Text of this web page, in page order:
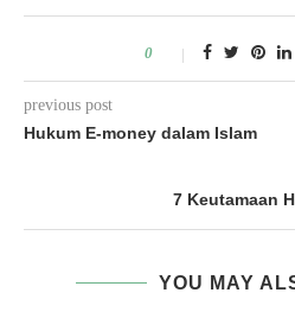
0
previous post
Hukum E-money dalam Islam
7 Keutamaan
YOU MAY